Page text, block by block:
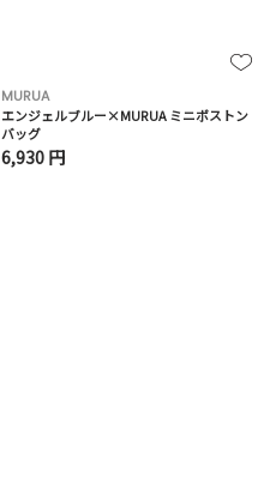
MURUA
エンジェルブルー×MURUA ミニボストン
バッグ
6,930 円